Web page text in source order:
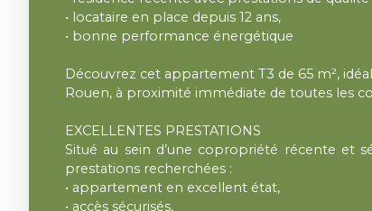
• locataire en place depuis 12 ans,
• bonne performance énergétique
Découvrez cet appartement T3 de 65 m²,
Rouen, à proximité immédiate de toutes les
EXCELLENTES PRESTATIONS
Situé au sein d’une copropriété récente et
prestations recherchées :
• appartement en excellent état,
• accès sécurisés,